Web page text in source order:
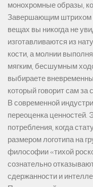
монохромные образы,
Завершающим штрихом
вещах вы никогда не
изготавливаются из
кости, а молнии
мягким, бесшумным
выбираете
который говорит сам за
В современной
переоценка ценностей.
потребления, когда
размером логотипа на
философии «тихой
сознательно
сдержанности и